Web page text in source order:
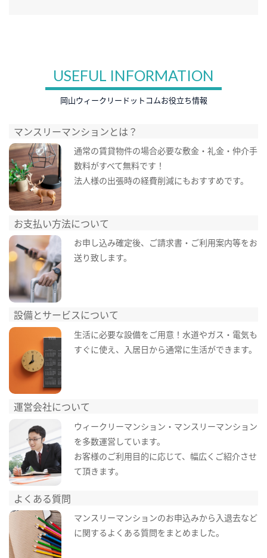
USEFUL INFORMATION
岡山ウィークリードットコムお役立ち情報
マンスリーマンションとは？
通常の賃貸物件の場合必要な敷金・礼金・仲介手
数料がすべて無料です！
法人様の出張時の経費削減にもおすすめです。
お支払い方法について
お申し込み確定後、ご請求書・ご利用案内等をお
送り致します。
設備とサービスについて
生活に必要な設備をご用意！水道やガス・電気も
すぐに使え、入居日から通常に生活ができます。
運営会社について
ウィークリーマンション・マンスリーマンション
を多数運営しています。
お客様のご利用目的に応じて、幅広くご紹介させ
て頂きます。
よくある質問
マンスリーマンションのお申込みから入退去など
に関するよくある質問をまとめました。